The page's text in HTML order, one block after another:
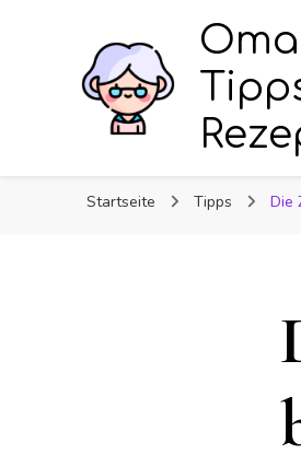
Startseite Tipps Die